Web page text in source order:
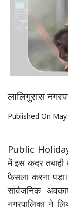
लालिगुरास
Published On
Public Holiday:
में इस कदर तबाही
फैसला करना
सार्वजनिक
नगरपालिका ने